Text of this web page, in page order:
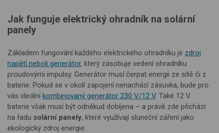
Jak funguje elektrický ohradník na solární
panely
Základem fungování každého elektrického ohradníku je zdroj
napětí neboli generátor, který zásobuje vedení ohradníku
proudovými impulsy. Generátor musí čerpat energii ze sítě či z
baterie. Pokud se v okolí zapojení nenachází zásuvka, bude pro
vás ideálníkombinovaný generátor 230 V/12 V. Také 12 V
baterie však musí být odněkud dobíjena – a právě zde přichází
na řadu solární panely, které využívají sluneční záření jako
ekologický zdroj energie.